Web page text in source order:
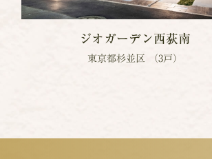
ジオガーデン西荻南
東京都杉並区 （3戸）